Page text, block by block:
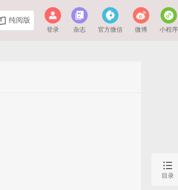
纯阅版
登录 杂志 官方微信 微博 小程序
目录